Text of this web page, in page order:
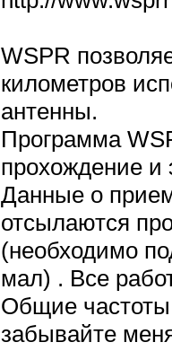
WSPR
километров
антенны.
Программа
прохождение
Данные о
отсылаются
(необходимо
мал) . Все
Общие частоты
забывайте